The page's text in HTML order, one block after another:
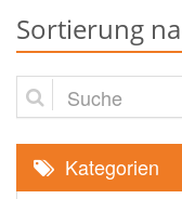
Sortierung
Suche
Kategorien